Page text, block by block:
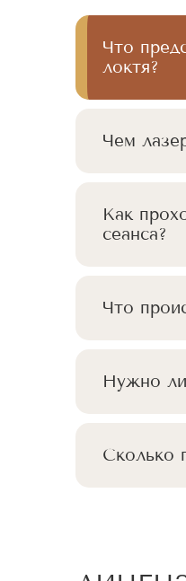
Что
локтя?
Чем
Как
сеанса?
Что
Нужно ли
Сколько